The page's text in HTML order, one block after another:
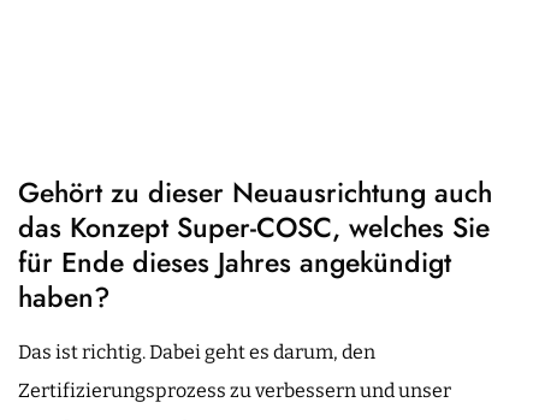
Gehört zu dieser Neuausrichtung auch
das Konzept Super-COSC, welches Sie
für Ende dieses Jahres angekündigt
haben?
Das ist richtig. Dabei geht es darum, den
Zertifizierungsprozess zu verbessern und unser